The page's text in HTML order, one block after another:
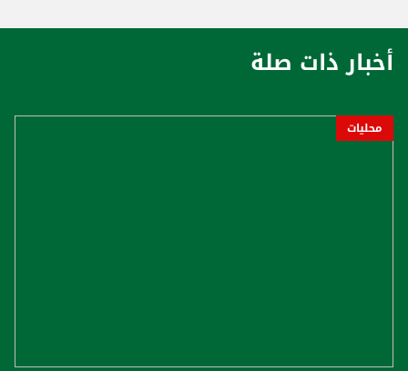
أخبار ذات صلة
محليات